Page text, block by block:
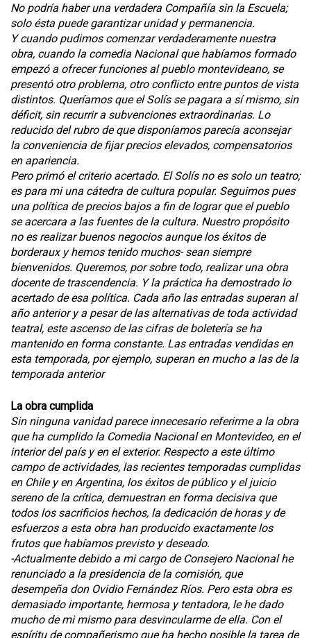
No podría haber una verdadera Compañía sin la Escuela;
solo ésta puede garantizar unidad y permanencia.
Y cuando pudimos comenzar verdaderamente nuestra
obra, cuando la comedia Nacional que habíamos formado
empezó a ofrecer funciones al pueblo montevideano, se
presentó otro problema, otro conflicto entre puntos de vista
distintos. Queríamos que el Solís se pagara a sí mismo, sin
déficit, sin recurrir a subvenciones extraordinarias. Lo
reducido del rubro de que disponíamos parecía aconsejar
la conveniencia de fijar precios elevados, compensatorios
en apariencia.
Pero primó el criterio acertado. El Solís no es solo un teatro;
es para mi una cátedra de cultura popular. Seguimos pues
una política de precios bajos a fin de lograr que el pueblo
se acercara a las fuentes de la cultura. Nuestro propósito
no es realizar buenos negocios aunque los éxitos de
borderaux y hemos tenido muchos- sean siempre
bienvenidos. Queremos, por sobre todo, realizar una obra
docente de trascendencia. Y la práctica ha demostrado lo
acertado de esa política. Cada año las entradas superan al
año anterior y a pesar de las alternativas de toda actividad
teatral, este ascenso de las cifras de boletería se ha
mantenido en forma constante. Las entradas vendidas en
esta temporada, por ejemplo, superan en mucho a las de la
temporada anterior
La obra cumplida
Sin ninguna vanidad parece innecesario referirme a la obra
que ha cumplido la Comedia Nacional en Montevideo, en el
interior del país y en el exterior. Respecto a este último
campo de actividades, las recientes temporadas cumplidas
en Chile y en Argentina, los éxitos de público y el juicio
sereno de la crítica, demuestran en forma decisiva que
todos los sacrificios hechos, la dedicación de horas y de
esfuerzos a esta obra han producido exactamente los
frutos que habíamos previsto y deseado.
-Actualmente debido a mi cargo de Consejero Nacional he
renunciado a la presidencia de la comisión, que
desempeña don Ovidio Fernández Ríos. Pero esta obra es
demasiado importante, hermosa y tentadora, le he dado
mucho de mi mismo para desvincularme de ella. Con el
espíritu de compañerismo que ha hecho posible la tarea de